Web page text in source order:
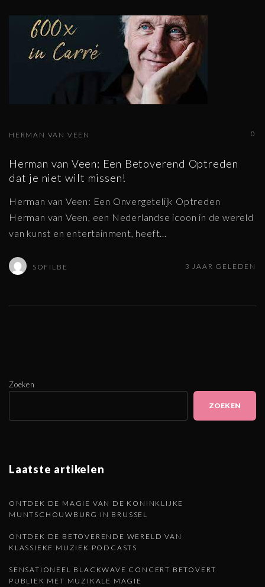
0
HERMAN VAN VEEN
Herman van Veen: Een Betoverend Optreden
dat je niet wilt missen!
Herman van Veen: Een Onvergetelijk Optreden
Herman van Veen, een Nederlandse icoon in de wereld
van kunst en entertainment, heeft
SOFILBE 3 JAAR GELEDEN
Zoeken
ZOEKEN
Laatste artikelen
ONTDEK DE MAGIE VAN DE KONINKLIJKE
MUNTSCHOUWBURG IN BRUSSEL
ONTDEK DE BETOVERENDE WERELD VAN
KLASSIEKE MUZIEK PODCASTS
SENSATIONEEL BLACKWAVE CONCERT BETOVERT
PUBLIEK MET MUZIKALE MAGIE